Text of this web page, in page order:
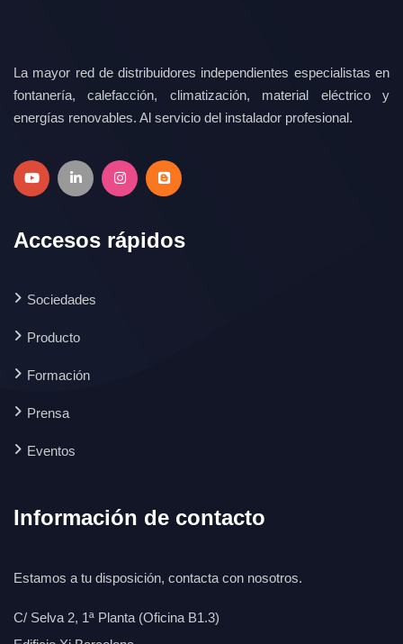
La mayor red de distribuidores independientes especialistas en
fontanería, calefacción, climatización, material eléctrico y
energías renovables. Al servicio del instalador profesional.
Accesos rápidos
Sociedades
Producto
Formación
Prensa
Eventos
Información de contacto
Estamos a tu disposición, contacta con nosotros.
C/ Selva 2, 1ª Planta (Oficina B1.3)